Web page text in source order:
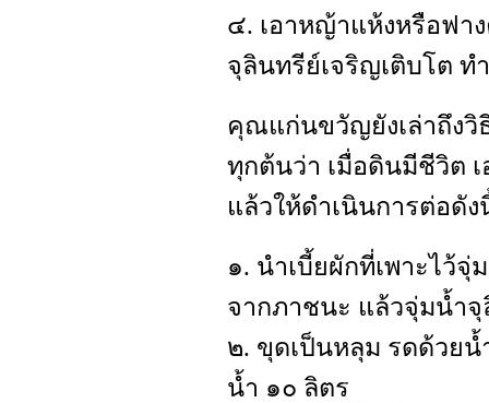
๔. เอาหญ้าแห้งหรือฟา
จุลินทรีย์เจริญเติบโต
คุณแก่นขวัญยังเล่าถึงวิ
ทุกต้นว่า เมื่อดินมีชีวิต
แล้วให้ดำเนินการต่อดัง
๑. นำเบี้ยผักที่เพาะไว้
จากภาชนะ แล้วจุ่มน้ำ
๒. ขุดเป็นหลุม รดด้วย
น้ำ ๑๐ ลิตร